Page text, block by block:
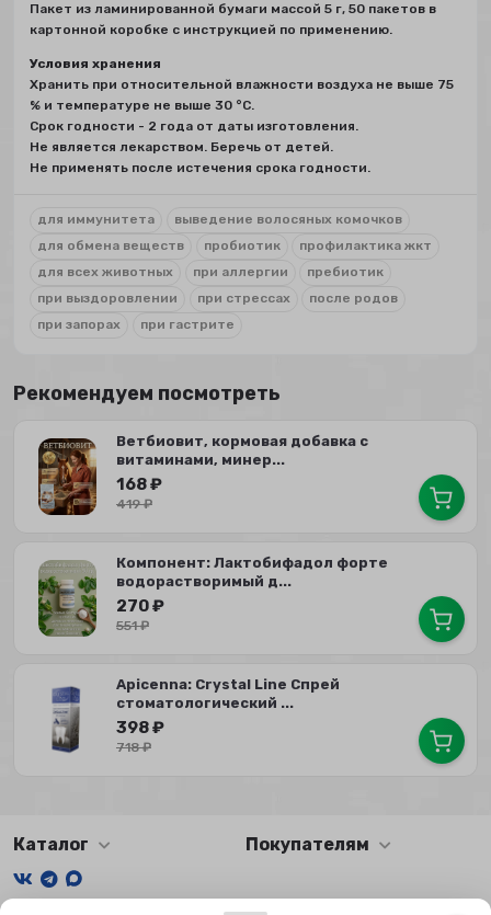
Пакет из ламинированной бумаги массой 5 г, 50 пакетов в
картонной коробке с инструкцией по применению.
Условия хранения
Хранить при относительной влажности воздуха не выше 75
% и температуре не выше 30 °С.
Срок годности - 2 года от даты изготовления.
Не является лекарством. Беречь от детей.
Не применять после истечения срока годности.
для иммунитета
выведение волосяных комочков
для обмена веществ
пробиотик
профилактика жкт
для всех животных
при аллергии
пребиотик
при выздоровлении
при стрессах
после родов
при запорах
при гастрите
Рекомендуем посмотреть
Ветбиовит, кормовая добавка с
витаминами, минер...
168₽
419₽
Компонент: Лактобифадол форте
водорастворимый д...
270₽
551₽
Apicenna: Crystal Line Спрей
стоматологический ...
398₽
718₽
Каталог Покупателям